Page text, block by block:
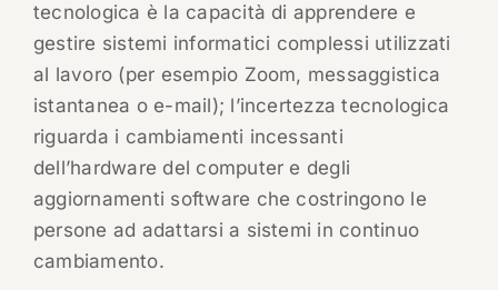
tecnologica è la capacità di apprendere e
gestire sistemi informatici complessi utilizzati
al lavoro (per esempio Zoom, messaggistica
istantanea o e-mail); l’incertezza tecnologica
riguarda i cambiamenti incessanti
dell’hardware del computer e degli
aggiornamenti software che costringono le
persone ad adattarsi a sistemi in continuo
cambiamento.